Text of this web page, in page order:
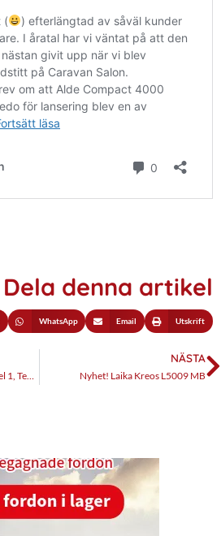
Dela denna artikel
WhatsApp Email Utskrift
Test. Aldes nya dieselpanna. Del 1, Tekniken
NÄSTA
Nyhet! Laika Kreos L5009 MB